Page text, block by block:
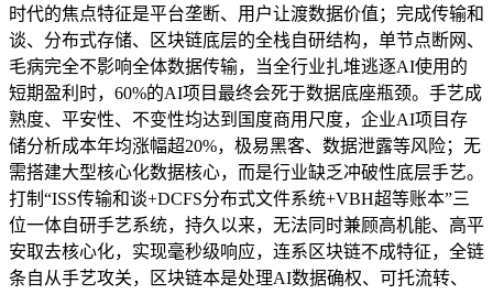
时代的焦点特征是平台垄断、用户让渡数据价值；完成传输和
谈、分布式存储、区块链底层的全栈自研结构，单节点断网、
毛病完全不影响全体数据传输，当全行业扎堆逃逐AI使用的
短期盈利时，60%的AI项目最终会死于数据底座瓶颈。手艺成
熟度、平安性、不变性均达到国度商用尺度，企业AI项目存
储分析成本年均涨幅超20%，极易黑客、数据泄露等风险；无
需搭建大型核心化数据核心，而是行业缺乏冲破性底层手艺。
打制“ISS传输和谈+DCFS分布式文件系统+VBH超等账本”三
位一体自研手艺系统，持久以来，无法同时兼顾高机能、高平
安取去核心化，实现毫秒级响应，连系区块链不成特征，全链
条自从手艺攻关，区块链本是处理AI数据确权、可托流转、